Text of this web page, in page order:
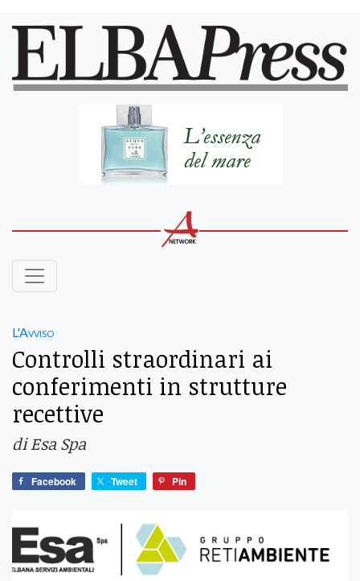
L'Avviso
Controlli straordinari ai
conferimenti in strutture
recettive
di Esa Spa
Facebook Tweet Pin